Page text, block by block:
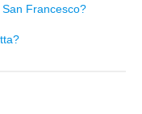
Francesco?